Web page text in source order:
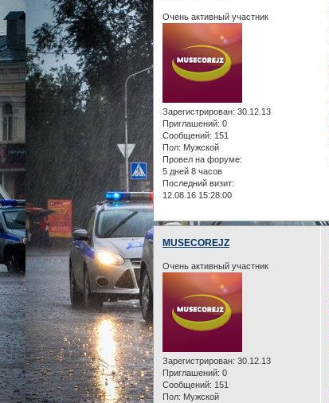
Очень активный участник
Зарегистрирован: 30.12.13
Приглашений: 0
Сообщений: 151
Пол: Мужской
Провел на форуме:
5 дней 8 часов
Последний визит:
12.08.16 15:28:00
MUSECOREJZ
Очень активный участник
Зарегистрирован: 30.12.13
Приглашений: 0
Сообщений: 151
Пол: Мужской